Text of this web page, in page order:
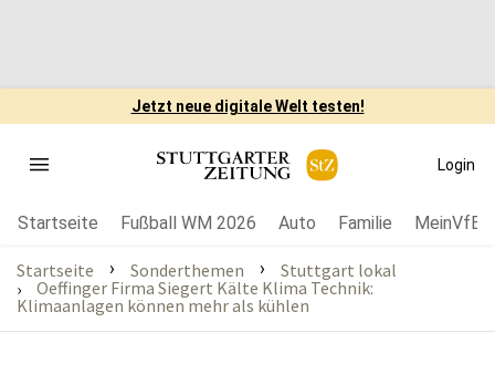
Jetzt neue digitale Welt testen!
Login
Startseite Fußball WM 2026 Auto Familie MeinVfB
Startseite › Sonderthemen ›
Stuttgart lokal
›
Oeffinger Firma Siegert Kälte Klima Technik:
Klimaanlagen können mehr als kühlen